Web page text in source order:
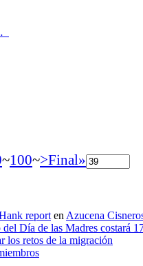
~100~>Final»
report en Azucena
del Día de las Madres costará
los retos de la migración